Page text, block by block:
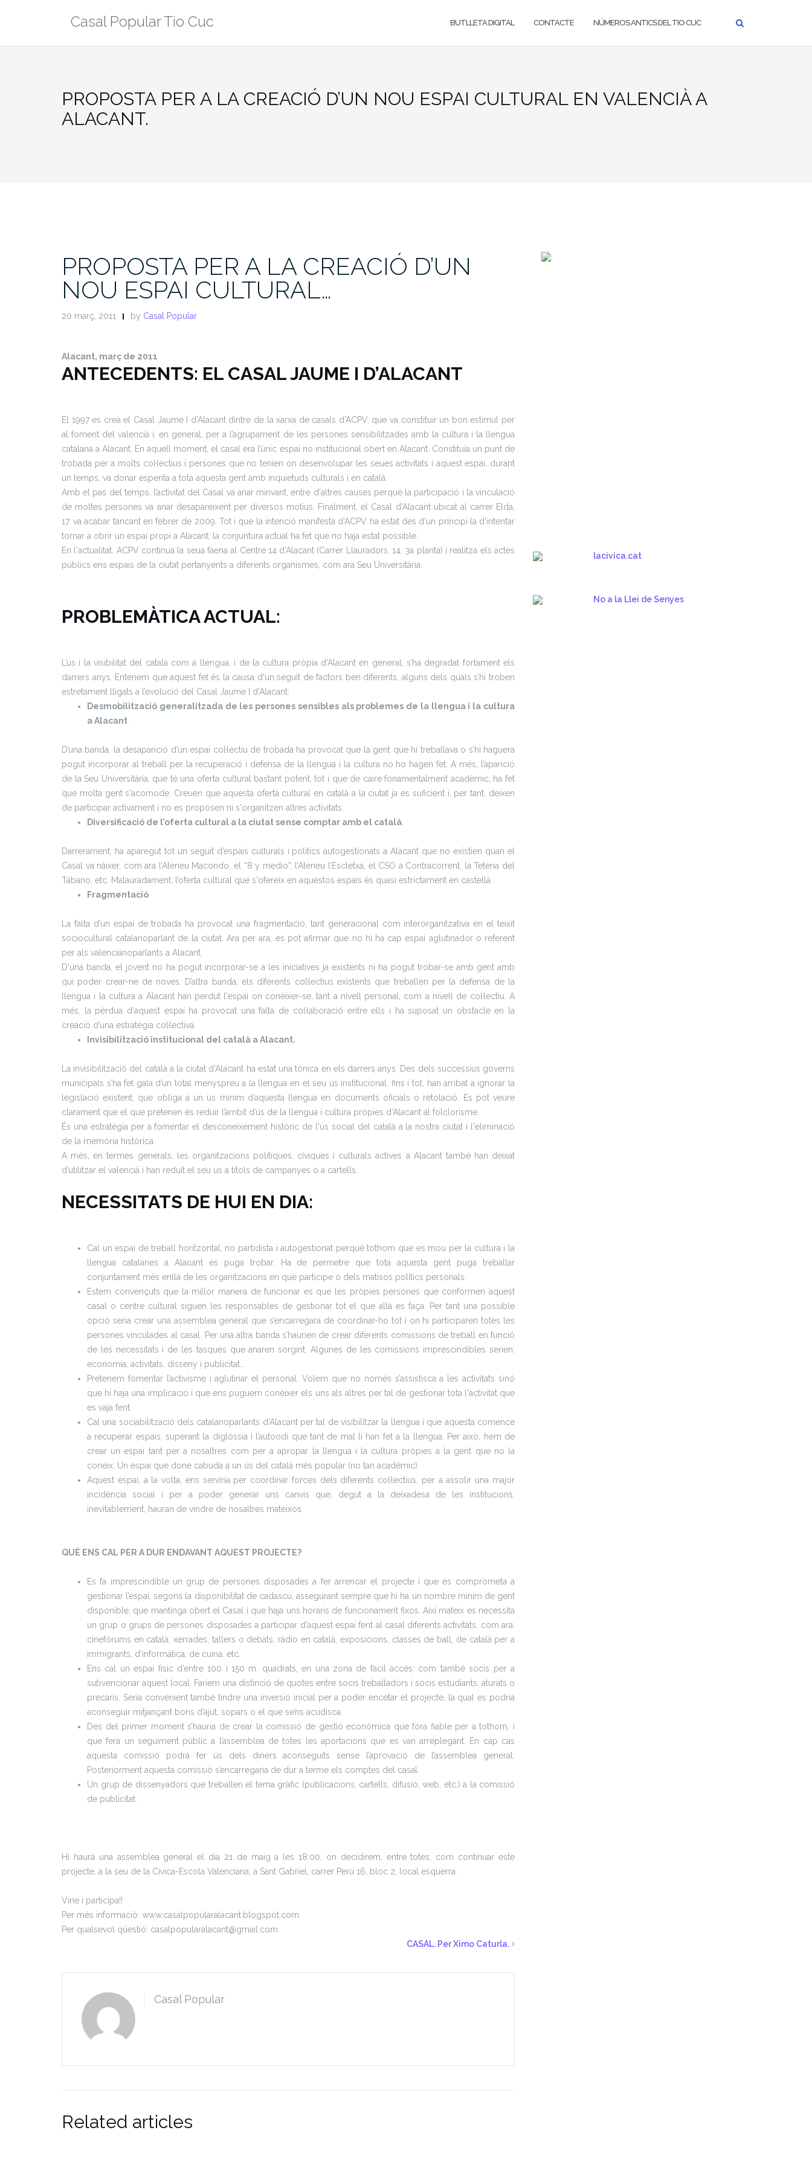
Casal Popular Tio Cuc BUTLLETA DIGITAL CONTACTE NÚMEROS ANTICS DEL TIO CUC
PROPOSTA PER A LA CREACIÓ D’UN NOU ESPAI CULTURAL EN VALENCIÀ A
ALACANT.
PROPOSTA PER A LA CREACIÓ D’UN
NOU ESPAI CULTURAL…
20 març, 2011 by Casal Popular
Alacant, març de 2011
ANTECEDENTS: EL CASAL JAUME I D’ALACANT
El 1997 es creà el Casal Jaume I d’Alacant dintre de la xarxa de casals d'ACPV, que va constituir un bon estimul per
al foment del valencià i, en general, per a l’agrupament de les persones sensibilitzades amb la cultura i la llengua
catalana a Alacant. En aquell moment, el casal era l’únic espai no institucional obert en Alacant. Constituïa un punt de
trobada per a molts col·lectius i persones que no tenien on desenvolupar les seues activitats i aquest espai, durant
un temps, va donar espenta a tota aquesta gent amb inquietuds culturals i en català.
Amb el pas del temps, l’activitat del Casal va anar minvant, entre d'altres causes perquè la participació i la vinculació
de moltes persones va anar desapareixent per diversos motius. Finalment, el Casal d'Alacant ubicat al carrer Elda,
17, va acabar tancant en febrer de 2009. Tot i que la intenció manifesta d'ACPV ha estat des d'un principi la d'intentar
tornar a obrir un espai propi a Alacant, la conjuntura actual ha fet que no haja estat possible.
En l'actualitat, ACPV continua la seua faena al Centre 14 d'Alacant (Carrer Llauradors, 14, 3a planta) i realitza els actes
públics ens espais de la ciutat pertanyents a diferents organismes, com ara Seu Universitària.
PROBLEMÀTICA ACTUAL:
L’ús i la visibilitat del català com a llengua, i de la cultura pròpia d’Alacant en general, s’ha degradat fortament els
darrers anys. Entenem que aquest fet és la causa d'un seguit de factors ben diferents, alguns dels quals s’hi troben
estretament lligats a l’evolució del Casal Jaume I d’Alacant:
Desmobilització generalitzada de les persones sensibles als problemes de la llengua i la cultura
a Alacant
D’una banda, la desaparició d’un espai col·lectiu de trobada ha provocat que la gent que hi treballava o s’hi haguera
pogut incorporar al treball per la recuperació i defensa de la llengua i la cultura no ho hagen fet. A més, l’aparició
de la Seu Universitària, que té una oferta cultural bastant potent, tot i que de caire fonamentalment acadèmic, ha fet
que molta gent s'acomode. Creuen que aquesta oferta cultural en català a la ciutat ja és suficient i, per tant, deixen
de participar activament i no es proposen ni s'organitzen altres activitats.
Diversificació de l’oferta cultural a la ciutat sense comptar amb el català
Darrerament, ha aparegut tot un seguit d’espais culturals i polítics autogestionats a Alacant que no existien quan el
Casal va nàixer, com ara l’Ateneu Macondo, el “8 y medio”, l’Ateneu l’Escletxa, el CSO a Contracorrent, la Teteria del
Tábano, etc. Malauradament, l’oferta cultural que s'ofereix en aquestos espais és quasi estrictament en castellà.
Fragmentació
La falta d’un espai de trobada ha provocat una fragmentació, tant generacional com interorganitzativa en el teixit
sociocultural catalanoparlant de la ciutat. Ara per ara, es pot afirmar que no hi ha cap espai aglutinador o referent
per als valencianoparlants a Alacant.
D'una banda, el jovent no ha pogut incorporar-se a les iniciatives ja existents ni ha pogut trobar-se amb gent amb
qui poder crear-ne de noves. D’altra banda, els diferents col·lectius existents que treballen per la defensa de la
llengua i la cultura a Alacant han perdut l'espai on conèixer-se, tant a nivell personal, com a nivell de col·lectiu. A
més, la pèrdua d'aquest espai ha provocat una falta de col·laboració entre ells i ha suposat un obstacle en la
creació d’una estratègia col·lectiva.
Invisibilització institucional del català a Alacant.
La invisibilització del català a la ciutat d’Alacant ha estat una tònica en els darrers anys. Des dels successius governs
municipals s’ha fet gala d’un total menyspreu a la llengua en el seu ús institucional, fins i tot, han arribat a ignorar la
legislació existent, que obliga a un ús mínim d’aquesta llengua en documents oficials o retolació. Es pot veure
clarament que el que pretenen és reduir l’àmbit d’ús de la llengua i cultura pròpies d’Alacant al folclorisme.
És una estratègia per a fomentar el desconeixement històric de l'ús social del català a la nostra ciutat i l'eliminació
de la memòria històrica.
A més, en termes generals, les organitzacions polítiques, cíviques i culturals actives a Alacant també han deixat
d’utilitzar el valencià i han reduït el seu ús a títols de campanyes o a cartells.
NECESSITATS DE HUI EN DIA:
Cal un espai de treball horitzontal, no partidista i autogestionat perquè tothom que es mou per la cultura i la
llengua catalanes a Alacant es puga trobar. Ha de permetre que tota aquesta gent puga treballar
conjuntament més enllà de les organitzacions en què participe o dels matisos polítics personals.
Estem convençuts que la millor manera de funcionar es que les pròpies persones que conformen aquest
casal o centre cultural siguen les responsables de gestionar tot el que allà es faça. Per tant una possible
opció seria crear una assemblea general que s’encarregara de coordinar-ho tot i on hi participaren totes les
persones vinculades al casal. Per una altra banda s’haurien de crear diferents comissions de treball en funció
de les necessitats i de les tasques que anaren sorgint. Algunes de les comissions imprescindibles serien:
economia, activitats, disseny i publicitat...
Pretenem fomentar l’activisme i aglutinar el personal. Volem que no només s’assistisca a les activitats sinó
que hi haja una implicació i que ens puguem conèixer els uns als altres per tal de gestionar tota l'activitat que
es vaja fent.
Cal una sociabilització dels catalanoparlants d’Alacant per tal de visibilitzar la llengua i que aquesta comence
a recuperar espais, superant la diglòssia i l’autoodi que tant de mal li han fet a la llengua. Per això, hem de
crear un espai tant per a nosaltres com per a apropar la llengua i la cultura pròpies a la gent que no la
coneix. Un espai que done cabuda a un ús del català més popular (no tan acadèmic).
Aquest espai, a la volta, ens serviria per coordinar forces dels diferents col·lectius, per a assolir una major
incidència social i per a poder generar uns canvis que, degut a la deixadesa de les institucions,
inevitablement, hauran de vindre de nosaltres mateixos.
QUÈ ENS CAL PER A DUR ENDAVANT AQUEST PROJECTE?
Es fa imprescindible un grup de persones disposades a fer arrencar el projecte i que es comprometa a
gestionar l’espai, segons la disponibilitat de cadascú, assegurant sempre que hi ha un nombre mínim de gent
disponible, que mantinga obert el Casal i que haja uns horaris de funcionament fixos.Així mateix es necessita
un grup o grups de persones disposades a participar d’aquest espai fent al casal diferents activitats, com ara:
cinefòrums en català, xerrades, tallers o debats, ràdio en català, exposicions, classes de ball, de català per a
immigrants, d’informàtica, de cuina, etc.
Ens cal un espai físic d’entre 100 i 150 m. quadrats, en una zona de fàcil accés; com també socis per a
subvencionar aquest local. Faríem una distinció de quotes entre socis treballadors i socis estudiants, aturats o
precaris. Seria convenient també tindre una inversió inicial per a poder encetar el projecte, la qual es podria
aconseguir mitjançant bons d’ajut, sopars o el que se’ns acudisca.
Des del primer moment s’hauria de crear la comissió de gestió econòmica que fóra fiable per a tothom, i
que fera un seguiment públic a l’assemblea de totes les aportacions que es van arreplegant. En cap cas
aquesta comissió podrà fer ús dels diners aconseguits sense l’aprovació de l’assemblea general.
Posteriorment aquesta comissió s’encarregaria de dur a terme els comptes del casal.
Un grup de dissenyadors que treballen el tema gràfic (publicacions, cartells, difusió, web, etc.) a la comissió
de publicitat.
Hi haurà una assemblea general el dia 21 de maig a les 18:00, on decidirem, entre totes, com continuar este
projecte, a la seu de la Cívica-Escola Valenciana, a Sant Gabriel, carrer Perú 16, bloc 2, local esquerra.
Vine i participa!!
Per més informació: www.casalpopularalacant.blogspot.com
Per qualsevol qüestió: casalpopularalacant@gmail.com
CASAL. Per Ximo Caturla.
Casal Popular
Related articles
lacivica.cat
No a la Llei de Senyes